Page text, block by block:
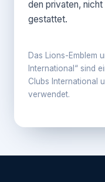
den privaten,
gestattet.
Das Lions-Emblem
International“ sind
Clubs International
verwendet.